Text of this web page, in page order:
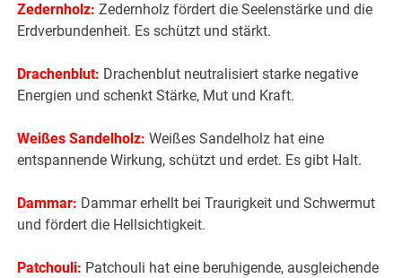
Zedernholz: Zedernholz fördert die Seelenstärke und die
Erdverbundenheit. Es schützt und stärkt.
Drachenblut: Drachenblut neutralisiert starke negative
Energien und schenkt Stärke, Mut und Kraft.
Weißes Sandelholz: Weißes Sandelholz hat eine
entspannende Wirkung, schützt und erdet. Es gibt Halt.
Dammar: Dammar erhellt bei Traurigkeit und Schwermut
und fördert die Hellsichtigkeit.
Patchouli: Patchouli hat eine beruhigende, ausgleichende